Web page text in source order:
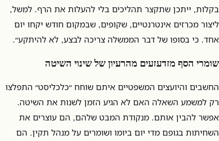
בקלות, ייתכן שתקצר תהליכים בלי להעלות את הרף. למשל,
ליצור מכרזים אינטרנטיים, שקופים, שבמקום חודש יקחו יום
אחד. כי בסופו של דבר הממשלה צריכה לבצע, לא להיתקע״.
שומרי הסף מזדעזעים מהרעיון של שינוי השיטה
החשבים והיועצים המשפטיים איתם שוחח ״כלכליסט״ התפלצו
רק למשמע השאלה האם לא הגיע הזמן לשנות את השיטה.
אפשר להבין אותם. מנקודת המבט שלהם, הם עוצרים את
השחיתות בגופם מדי יום ביומו ושומרים על מנהל תקין. הם